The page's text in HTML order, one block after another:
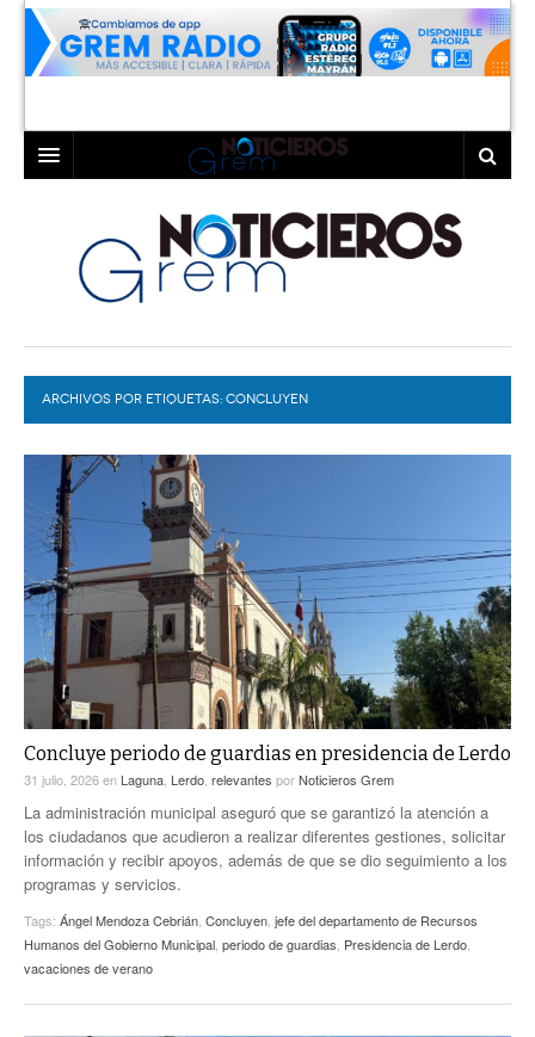
LAGUNA
TORREÓN
GÓMEZ PALACIO
LERDO
COAHUILA
DURANGO
DEPORTES
EL EXACTO
EXA INFORMA
CONTEXTOS
TRAYECTO LAGUNA
A MEDIA MAÑANA
A TODA LEY
DIÁLOGOS CON LA HISTORIA
TWEETS AND BEATS
LA MEJOR 97.1 ESTÉREO GALLITO
ACTUALIDADES GREM
LA MEJOR INFORMACIÓN
COLABORADORES
ACTUALIDADES GREM
ARCHIVOS POR ETIQUETAS: CONCLUYEN
Concluye periodo de guardias en presidencia de Lerdo
31 julio, 2026en Laguna Lerdo relevantes porNoticieros Grem
La administración municipal aseguró que se garantizó la atención a
los ciudadanos que acudieron a realizar diferentes gestiones, solicitar
información y recibir apoyos, además de que se dio seguimiento a los
programas y servicios.
Tags: Ángel Mendoza Cebrián Concluyen jefe del departamento de Recursos
Humanos del Gobierno Municipal periodo de guardias Presidencia de Lerdo
vacaciones de verano